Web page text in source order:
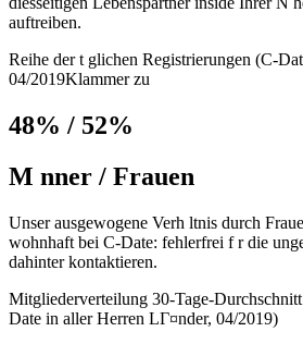
auftreiben.
Reihe der t glichen Registrierungen (C-
04/2019Klammer zu
48% / 52%
M nner / Frauen
Unser ausgewogene Verh ltnis durch
wohnhaft bei C-Date: fehlerfrei f r die
dahinter kontaktieren.
Mitgliederverteilung 30-Tage-
Date in aller Herren LГ¤nder, 04/2019)